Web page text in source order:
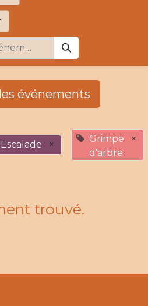
événements
Escalade
×
Grimpe
d'arbre
×
trouvé.